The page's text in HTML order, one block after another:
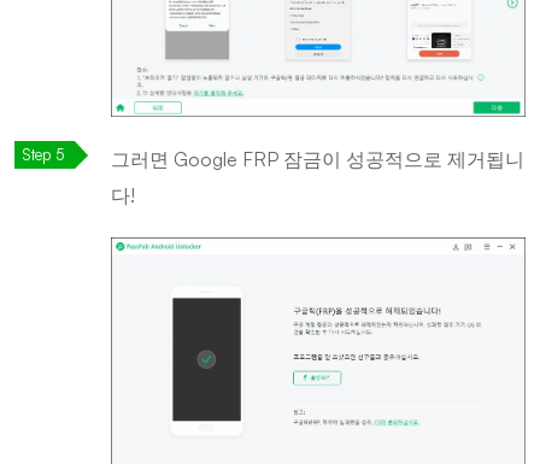
그러면 Google FRP 잠금이 성공적으로 제거됩니
다!